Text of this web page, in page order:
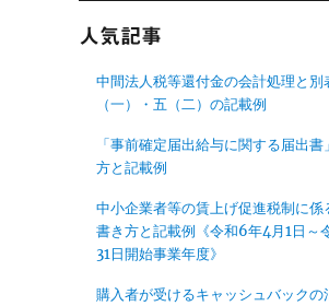
人気記事
中間法人税等還付金の会計処理と別
（一）・五（二）の記載例
「事前確定届出給与に関する届出書
方と記載例
中小企業者等の賃上げ促進税制に係
書き方と記載例《令和6年4月1日～
31日開始事業年度》
購入者が受けるキャッシュバックの